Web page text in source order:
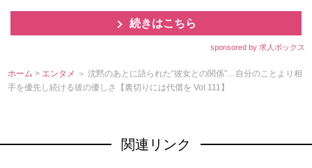
続きはこちら
sponsored by 求人ボックス
ホーム > エンタメ ＞ 沈黙のあとに語られた“彼女との関係”…自分のことより相
手を優先し続ける彼の優しさ【裏切りには代償を Vol.111】
関連リンク